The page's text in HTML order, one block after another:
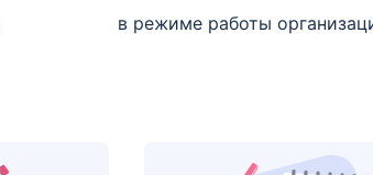
в режиме работы